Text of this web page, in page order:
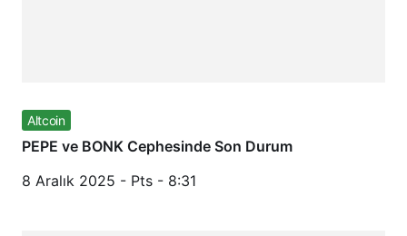
Altcoin
PEPE ve BONK Cephesinde Son Durum
8 Aralık 2025 - Pts - 8:31